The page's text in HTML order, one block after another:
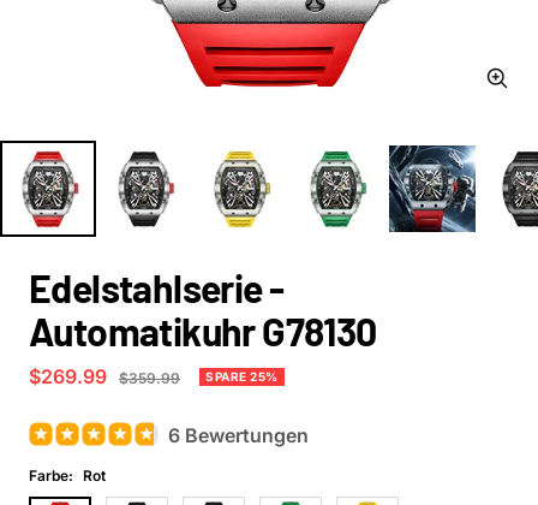
Zoom
Edelstahlserie -
Automatikuhr G78130
Angebotspreis
$269.99
Regulärer
$359.99 SPARE 25%
6 Bewertungen
Farbe: Rot